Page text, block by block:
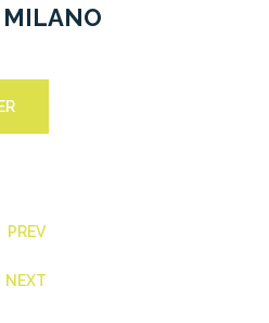
MILANO
PREV
NEXT